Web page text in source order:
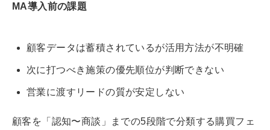
MA導入前の課題
顧客データは蓄積されているが活用方法が不明確
次に打つべき施策の優先順位が判断できない
営業に渡すリードの質が安定しない
顧客を「認知〜商談」までの5段階で分類する購買フェ